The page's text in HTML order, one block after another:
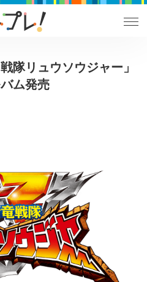
隊リュウソウジャー」
ム発売